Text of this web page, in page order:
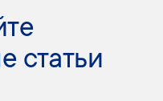
статьи